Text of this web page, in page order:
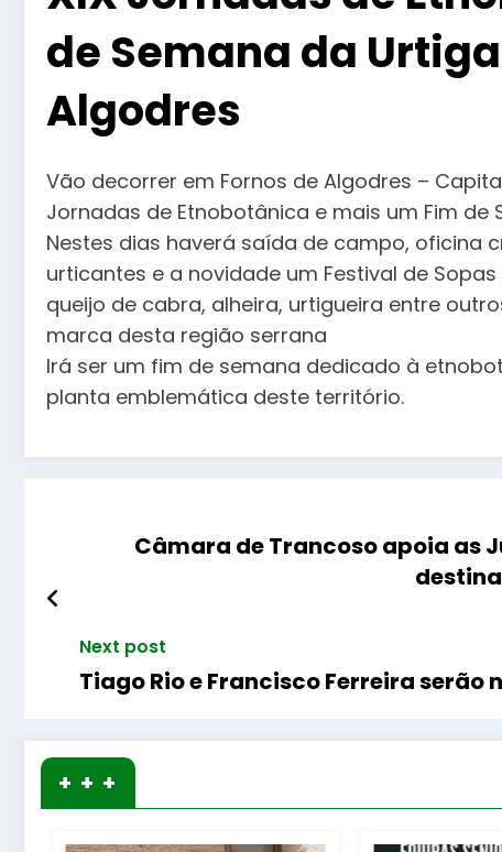
de Semana da
Algodres
Vão decorrer em Fornos de Algodres –
Jornadas de Etnobotânica e mais um Fim de
Nestes dias haverá saída de campo, oficina
urticantes e a novidade um Festival de
queijo de cabra, alheira, urtigueira entre
marca desta região serrana
Irá ser um fim de semana dedicado à
planta emblemática deste território.
Câmara de Trancoso apoia as
Next post
Tiago Rio e Francisco Ferreira serão
+ + +